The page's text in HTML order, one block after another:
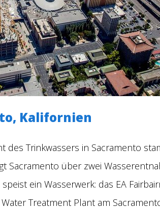
Kalifornien
des Trinkwassers in Sacramento
Sacramento über zwei
ein Wasserwerk: das EA
Treatment Plant am